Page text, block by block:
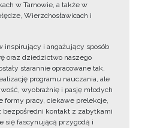
w Tarnowie, a także w
Wierzchosławicach i
inspirujący i angażujący sposób
oraz dziedzictwo naszego
starannie opracowane tak,
programu nauczania, ale
wyobraźnię i pasję młodych
formy pracy, ciekawe prelekcje,
bezpośredni kontakt z zabytkami
się fascynującą przygodą i